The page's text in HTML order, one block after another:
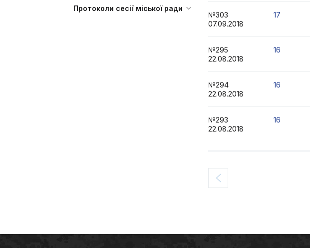
Протоколи сесії міської ради
№303
07.09.2018
17
№295
22.08.2018
16
№294
22.08.2018
16
№293
22.08.2018
16